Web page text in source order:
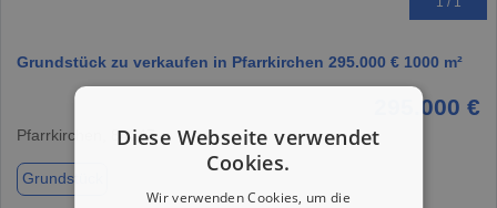
Grundstück zu verkaufen in Pfarrkirchen 295.000 € 1000 m²
295.000 €
Pfarrkirchen, 84347
Grundstück
Diese Webseite verwendet
Cookies.
Wir verwenden Cookies, um die